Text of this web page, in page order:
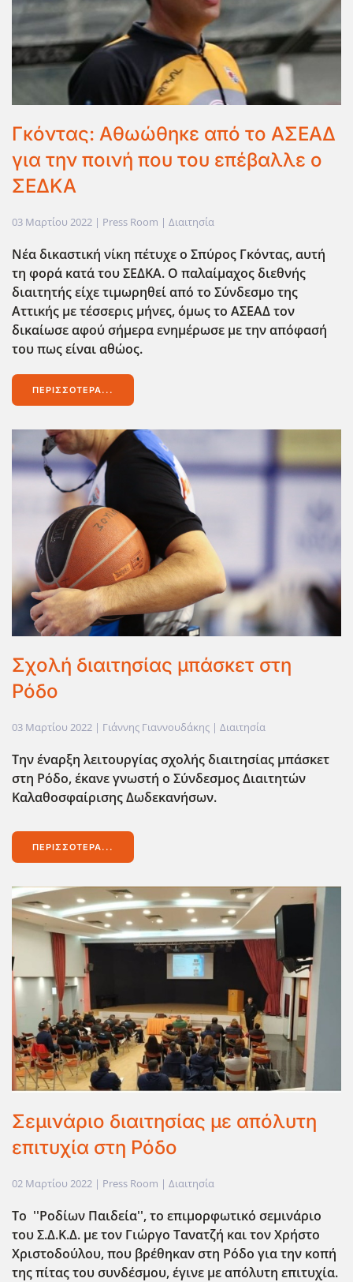
Γκόντας: Αθωώθηκε από το ΑΣΕΑΔ
για την ποινή που του επέβαλλε ο
ΣΕΔΚΑ
03 Μαρτίου 2022 | Press Room | Διαιτησία
Νέα δικαστική νίκη πέτυχε ο Σπύρος Γκόντας, αυτή
τη φορά κατά του ΣΕΔΚΑ. Ο παλαίμαχος διεθνής
διαιτητής είχε τιμωρηθεί από το Σύνδεσμο της
Αττικής με τέσσερις μήνες, όμως το ΑΣΕΑΔ τον
δικαίωσε αφού σήμερα ενημέρωσε με την απόφασή
του πως είναι αθώος.
ΠΕΡΙΣΣΌΤΕΡΑ...
Σχολή διαιτησίας μπάσκετ στη
Ρόδο
03 Μαρτίου 2022 | Γιάννης Γιαννουδάκης | Διαιτησία
Την έναρξη λειτουργίας σχολής διαιτησίας μπάσκετ
στη Ρόδο, έκανε γνωστή ο Σύνδεσμος Διαιτητών
Καλαθοσφαίρισης Δωδεκανήσων.
ΠΕΡΙΣΣΌΤΕΡΑ...
Σεμινάριο διαιτησίας με απόλυτη
επιτυχία στη Ρόδο
02 Μαρτίου 2022 | Press Room | Διαιτησία
Το ''Ροδίων Παιδεία'', το επιμορφωτικό σεμινάριο
του Σ.Δ.Κ.Δ. με τον Γιώργο Τανατζή και τον Χρήστο
Χριστοδούλου, που βρέθηκαν στη Ρόδο για την κοπή
της πίτας του συνδέσμου, έγινε με απόλυτη επιτυχία.